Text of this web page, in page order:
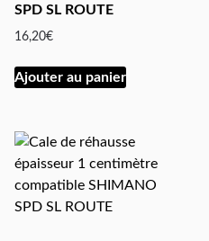
SPD SL ROUTE
16,20€
Ajouter au panier